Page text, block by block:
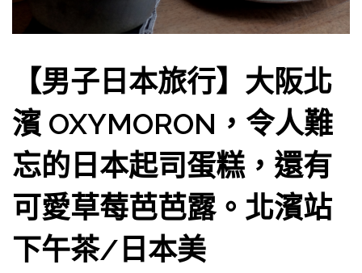
【男子日本旅行】大阪北
濱 OXYMORON，令人難
忘的日本起司蛋糕，還有
可愛草莓芭芭露。北濱站
下午茶/日本美